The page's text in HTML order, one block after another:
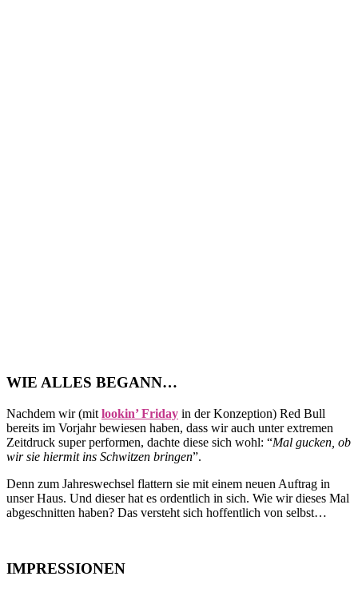
WIE ALLES BEGANN…
Nachdem wir (mit lookin’ Friday in der Konzeption) Red Bull
bereits im Vorjahr bewiesen haben, dass wir auch unter extremen
Zeitdruck super performen, dachte diese sich wohl: “Mal gucken, ob
wir sie hiermit ins Schwitzen bringen”.
Denn zum Jahreswechsel flattern sie mit einem neuen Auftrag in
unser Haus. Und dieser hat es ordentlich in sich. Wie wir dieses Mal
abgeschnitten haben? Das versteht sich hoffentlich von selbst…
IMPRESSIONEN